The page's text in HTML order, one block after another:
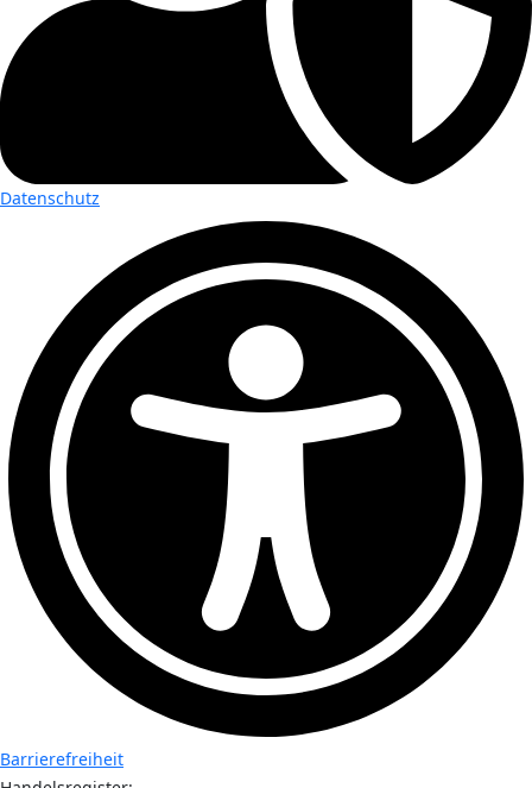
Datenschutz
Barrierefreiheit